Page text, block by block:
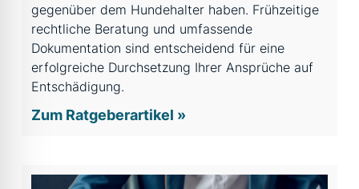
gegenüber dem Hundehalter haben. Frühzeitige
rechtliche Beratung und umfassende
Dokumentation sind entscheidend für eine
erfolgreiche Durchsetzung Ihrer Ansprüche auf
Entschädigung.
Zum Ratgeberartikel »